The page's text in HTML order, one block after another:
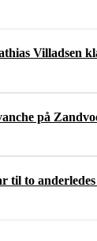
Villadsen
på
til to anderledes